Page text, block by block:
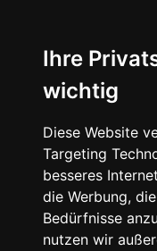
Ihre
wichtig
Diese Website
Targeting
besseres
die Werbung,
Bedürfnisse
nutzen wir